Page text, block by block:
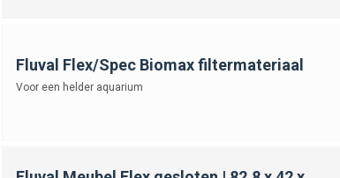
Fluval Flex/Spec Biomax filtermateriaal
Voor een helder aquarium